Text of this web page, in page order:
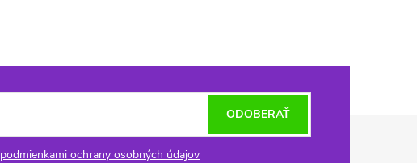
podmienkami ochrany osobných údajov
ODOBERAŤ